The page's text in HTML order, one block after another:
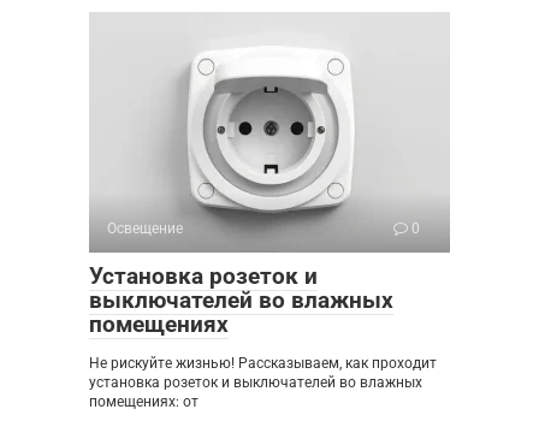
Освещение 0
Установка розеток и
выключателей во влажных
помещениях
Не рискуйте жизнью! Рассказываем, как проходит
установка розеток и выключателей во влажных
помещениях: от